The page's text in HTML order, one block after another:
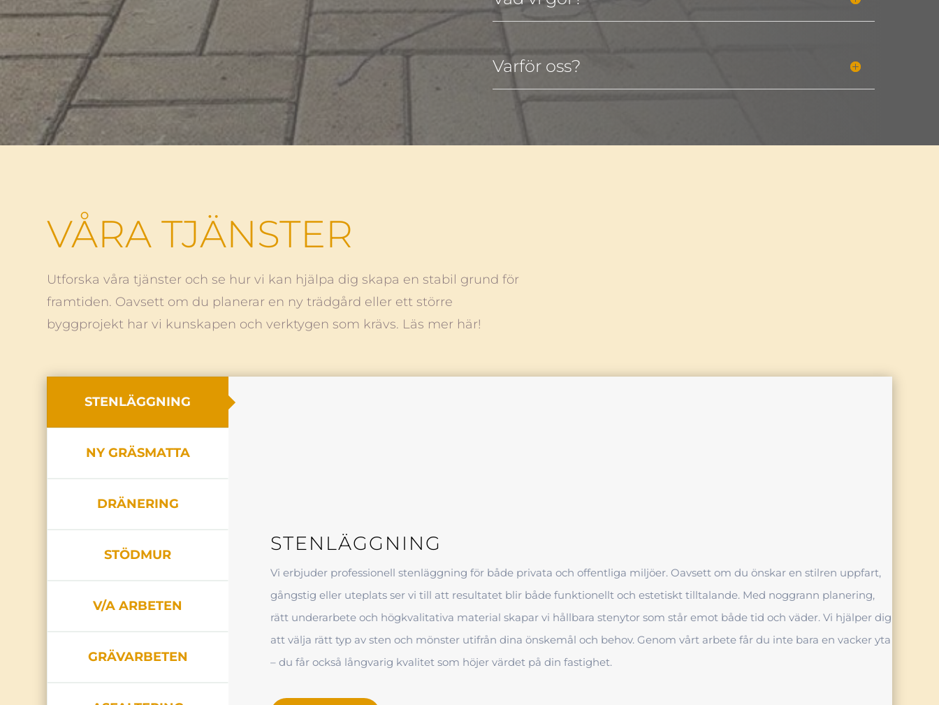
Varför oss?
VÅRA TJÄNSTER
Utforska våra tjänster och se hur vi kan hjälpa dig skapa en stabil grund för
framtiden. Oavsett om du planerar en ny trädgård eller ett större
byggprojekt har vi kunskapen och verktygen som krävs. Läs mer här!
STENLÄGGNING
NY GRÄSMATTA
DRÄNERING
STÖDMUR
V/A ARBETEN
GRÄVARBETEN
STENLÄGGNING
Vi erbjuder professionell stenläggning för både privata och offentliga miljöer. Oavsett om du önskar en stilren uppfart,
gångstig eller uteplats ser vi till att resultatet blir både funktionellt och estetiskt tilltalande. Med noggrann planering,
rätt underarbete och högkvalitativa material skapar vi hållbara stenytor som står emot både tid och väder. Vi hjälper dig
att välja rätt typ av sten och mönster utifrån dina önskemål och behov. Genom vårt arbete får du inte bara en vacker yta
– du får också långvarig kvalitet som höjer värdet på din fastighet.